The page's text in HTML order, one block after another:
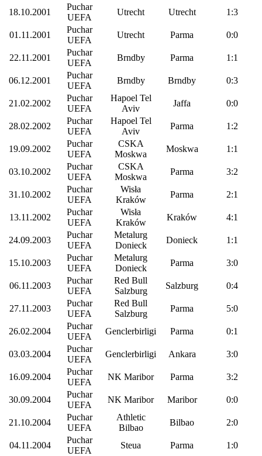
18.10.2001
Puchar
UEFA
Utrecht Utrecht 1:3
01.11.2001
Puchar
UEFA
Utrecht Parma 0:0
22.11.2001
Puchar
UEFA
Brndby Parma 1:1
06.12.2001
Puchar
UEFA
Brndby Brndby 0:3
21.02.2002
Puchar
UEFA
Hapoel Tel
Aviv
Jaffa 0:0
28.02.2002
Puchar
UEFA
Hapoel Tel
Aviv
Parma 1:2
19.09.2002
Puchar
UEFA
CSKA
Moskwa
Moskwa 1:1
03.10.2002
Puchar
UEFA
CSKA
Moskwa
Parma 3:2
31.10.2002
Puchar
UEFA
Wisła
Kraków
Parma 2:1
13.11.2002
Puchar
UEFA
Wisła
Kraków
Kraków 4:1
24.09.2003
Puchar
UEFA
Metalurg
Donieck
Donieck 1:1
15.10.2003
Puchar
UEFA
Metalurg
Donieck
Parma 3:0
06.11.2003
Puchar
UEFA
Red Bull
Salzburg
Salzburg 0:4
27.11.2003
Puchar
UEFA
Red Bull
Salzburg
Parma 5:0
26.02.2004
Puchar
UEFA
Genclerbirligi Parma 0:1
03.03.2004
Puchar
UEFA
Genclerbirligi Ankara 3:0
16.09.2004
Puchar
UEFA
NK Maribor Parma 3:2
30.09.2004
Puchar
UEFA
NK Maribor Maribor 0:0
21.10.2004
Puchar
UEFA
Athletic
Bilbao
Bilbao 2:0
04.11.2004
Puchar
UEFA
Steua Parma 1:0